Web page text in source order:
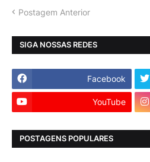
Postagem Anterior
SIGA NOSSAS REDES
Facebook
YouTube
POSTAGENS POPULARES